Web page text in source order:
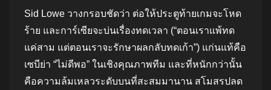
Sid Lowe วางกรอบชัดว่า ต่อให้ประตูท้ายเกมจะโหด
ร้าย และการ์เซียจะบ่นเรื่องทดเวลา (“ตอนเราแพ้ทด
แค่สาม แต่ตอนเราจะรักษาผลกลับทดเก้า”) แก่นแท้คือ
เซบีย่า “ไม่ดีพอ” ในเชิงคุณภาพทีม และที่หนักกว่านั้น
คือความล้มเหลวระดับบนที่สะสมมานาน สโมสรปลด